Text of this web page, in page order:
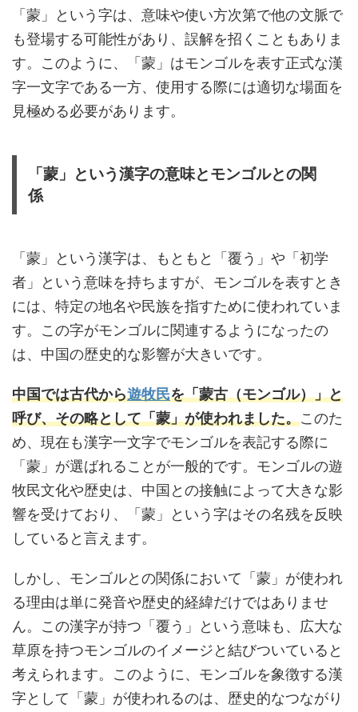
「蒙」という字は、意味や使い方次第で他の文脈で
も登場する可能性があり、誤解を招くこともありま
す。このように、「蒙」はモンゴルを表す正式な漢
字一文字である一方、使用する際には適切な場面を
見極める必要があります。
「蒙」という漢字の意味とモンゴルとの関
係
「蒙」という漢字は、もともと「覆う」や「初学
者」という意味を持ちますが、モンゴルを表すとき
には、特定の地名や民族を指すために使われていま
す。この字がモンゴルに関連するようになったの
は、中国の歴史的な影響が大きいです。
中国では古代から遊牧民を「蒙古（モンゴル）」と
呼び、その略として「蒙」が使われました。このた
め、現在も漢字一文字でモンゴルを表記する際に
「蒙」が選ばれることが一般的です。モンゴルの遊
牧民文化や歴史は、中国との接触によって大きな影
響を受けており、「蒙」という字はその名残を反映
していると言えます。
しかし、モンゴルとの関係において「蒙」が使われ
る理由は単に発音や歴史的経緯だけではありませ
ん。この漢字が持つ「覆う」という意味も、広大な
草原を持つモンゴルのイメージと結びついていると
考えられます。このように、モンゴルを象徴する漢
字として「蒙」が使われるのは、歴史的なつながり